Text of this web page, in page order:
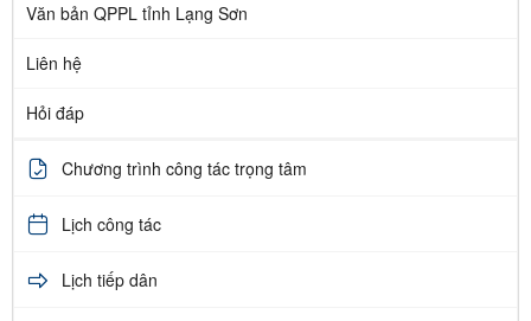
Văn bản QPPL tỉnh Lạng Sơn
Liên hệ
Hỏi đáp
Chương trình công tác trọng tâm
Lịch công tác
Lịch tiếp dân